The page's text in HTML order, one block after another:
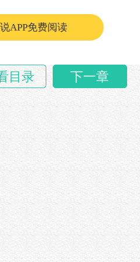
APP免费阅读
目录 下一章